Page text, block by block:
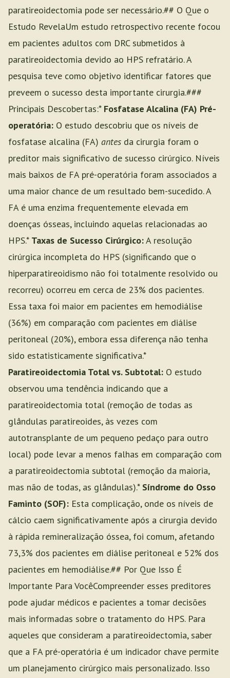
paratireoidectomia pode ser necessário.## O Que o
Estudo RevelaUm estudo retrospectivo recente focou
em pacientes adultos com DRC submetidos à
paratireoidectomia devido ao HPS refratário. A
pesquisa teve como objetivo identificar fatores que
preveem o sucesso desta importante cirurgia.###
Principais Descobertas:* Fosfatase Alcalina (FA) Pré-
operatória: O estudo descobriu que os níveis de
fosfatase alcalina (FA) antes da cirurgia foram o
preditor mais significativo de sucesso cirúrgico. Níveis
mais baixos de FA pré-operatória foram associados a
uma maior chance de um resultado bem-sucedido. A
FA é uma enzima frequentemente elevada em
doenças ósseas, incluindo aquelas relacionadas ao
HPS.* Taxas de Sucesso Cirúrgico:A resolução
cirúrgica incompleta do HPS (significando que o
hiperparatireoidismo não foi totalmente resolvido ou
recorreu) ocorreu em cerca de 23% dos pacientes.
Essa taxa foi maior em pacientes em hemodiálise
(36%) em comparação com pacientes em diálise
peritoneal (20%), embora essa diferença não tenha
sido estatisticamente significativa.*
Paratireoidectomia Total vs. Subtotal: O estudo
observou uma tendência indicando que a
paratireoidectomia total (remoção de todas as
glândulas paratireoides, às vezes com
autotransplante de um pequeno pedaço para outro
local) pode levar a menos falhas em comparação com
a paratireoidectomia subtotal (remoção da maioria,
mas não de todas, as glândulas).* Síndrome do Osso
Faminto (SOF): Esta complicação, onde os níveis de
cálcio caem significativamente após a cirurgia devido
à rápida remineralização óssea, foi comum, afetando
73,3% dos pacientes em diálise peritoneal e 52% dos
pacientes em hemodiálise.## Por Que Isso É
Importante Para VocêCompreender esses preditores
pode ajudar médicos e pacientes a tomar decisões
mais informadas sobre o tratamento do HPS. Para
aqueles que consideram a paratireoidectomia, saber
que a FA pré-operatória é um indicador chave permite
um planejamento cirúrgico mais personalizado. Isso